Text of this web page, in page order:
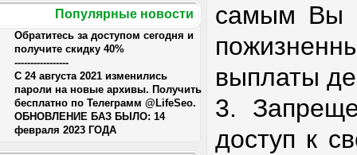
Популярные новости
Обратитесь за доступом сегодня и
получите скидку 40%
-----------------
С 24 августа 2021 изменились
пароли на новые архивы. Получить
бесплатно по Телеграмм @LifeSeo.
ОБНОВЛЕНИЕ БАЗ БЫЛО: 14
февраля 2023 ГОДА
самым Вы
выплаты
3.
доступ к